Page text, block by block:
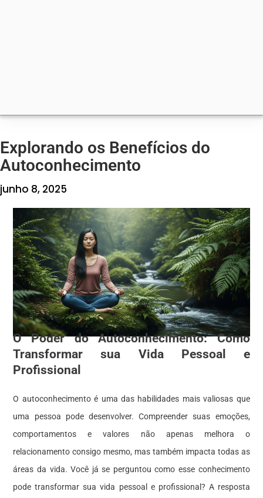
Explorando os Benefícios do
Autoconhecimento
junho 8, 2025
O Poder do Autoconhecimento: Como
Transformar sua Vida Pessoal e
Profissional
O autoconhecimento é uma das habilidades mais valiosas que
uma pessoa pode desenvolver. Compreender suas emoções,
comportamentos e valores não apenas melhora o
relacionamento consigo mesmo, mas também impacta todas as
áreas da vida. Você já se perguntou como esse conhecimento
pode transformar sua vida pessoal e profissional? A resposta